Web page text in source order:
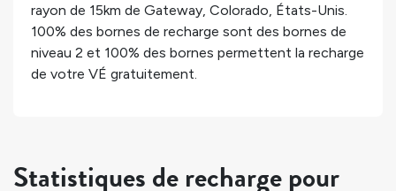
rayon de 15km de Gateway, Colorado, États-Unis.
100% des bornes de recharge sont des bornes de
niveau 2 et 100% des bornes permettent la recharge
de votre VÉ gratuitement.
Statistiques de recharge pour